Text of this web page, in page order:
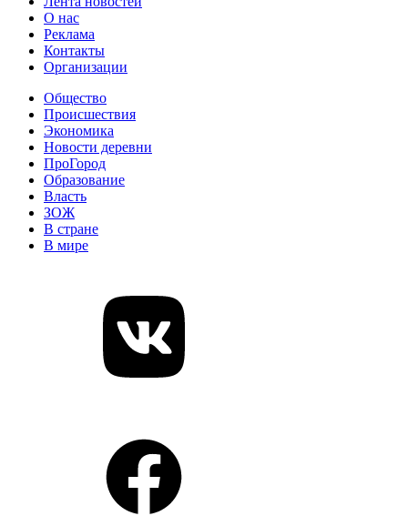
О нас
Реклама
Контакты
Организации
Общество
Происшествия
Экономика
Новости деревни
ПроГород
Образование
Власть
ЗОЖ
В стране
В мире